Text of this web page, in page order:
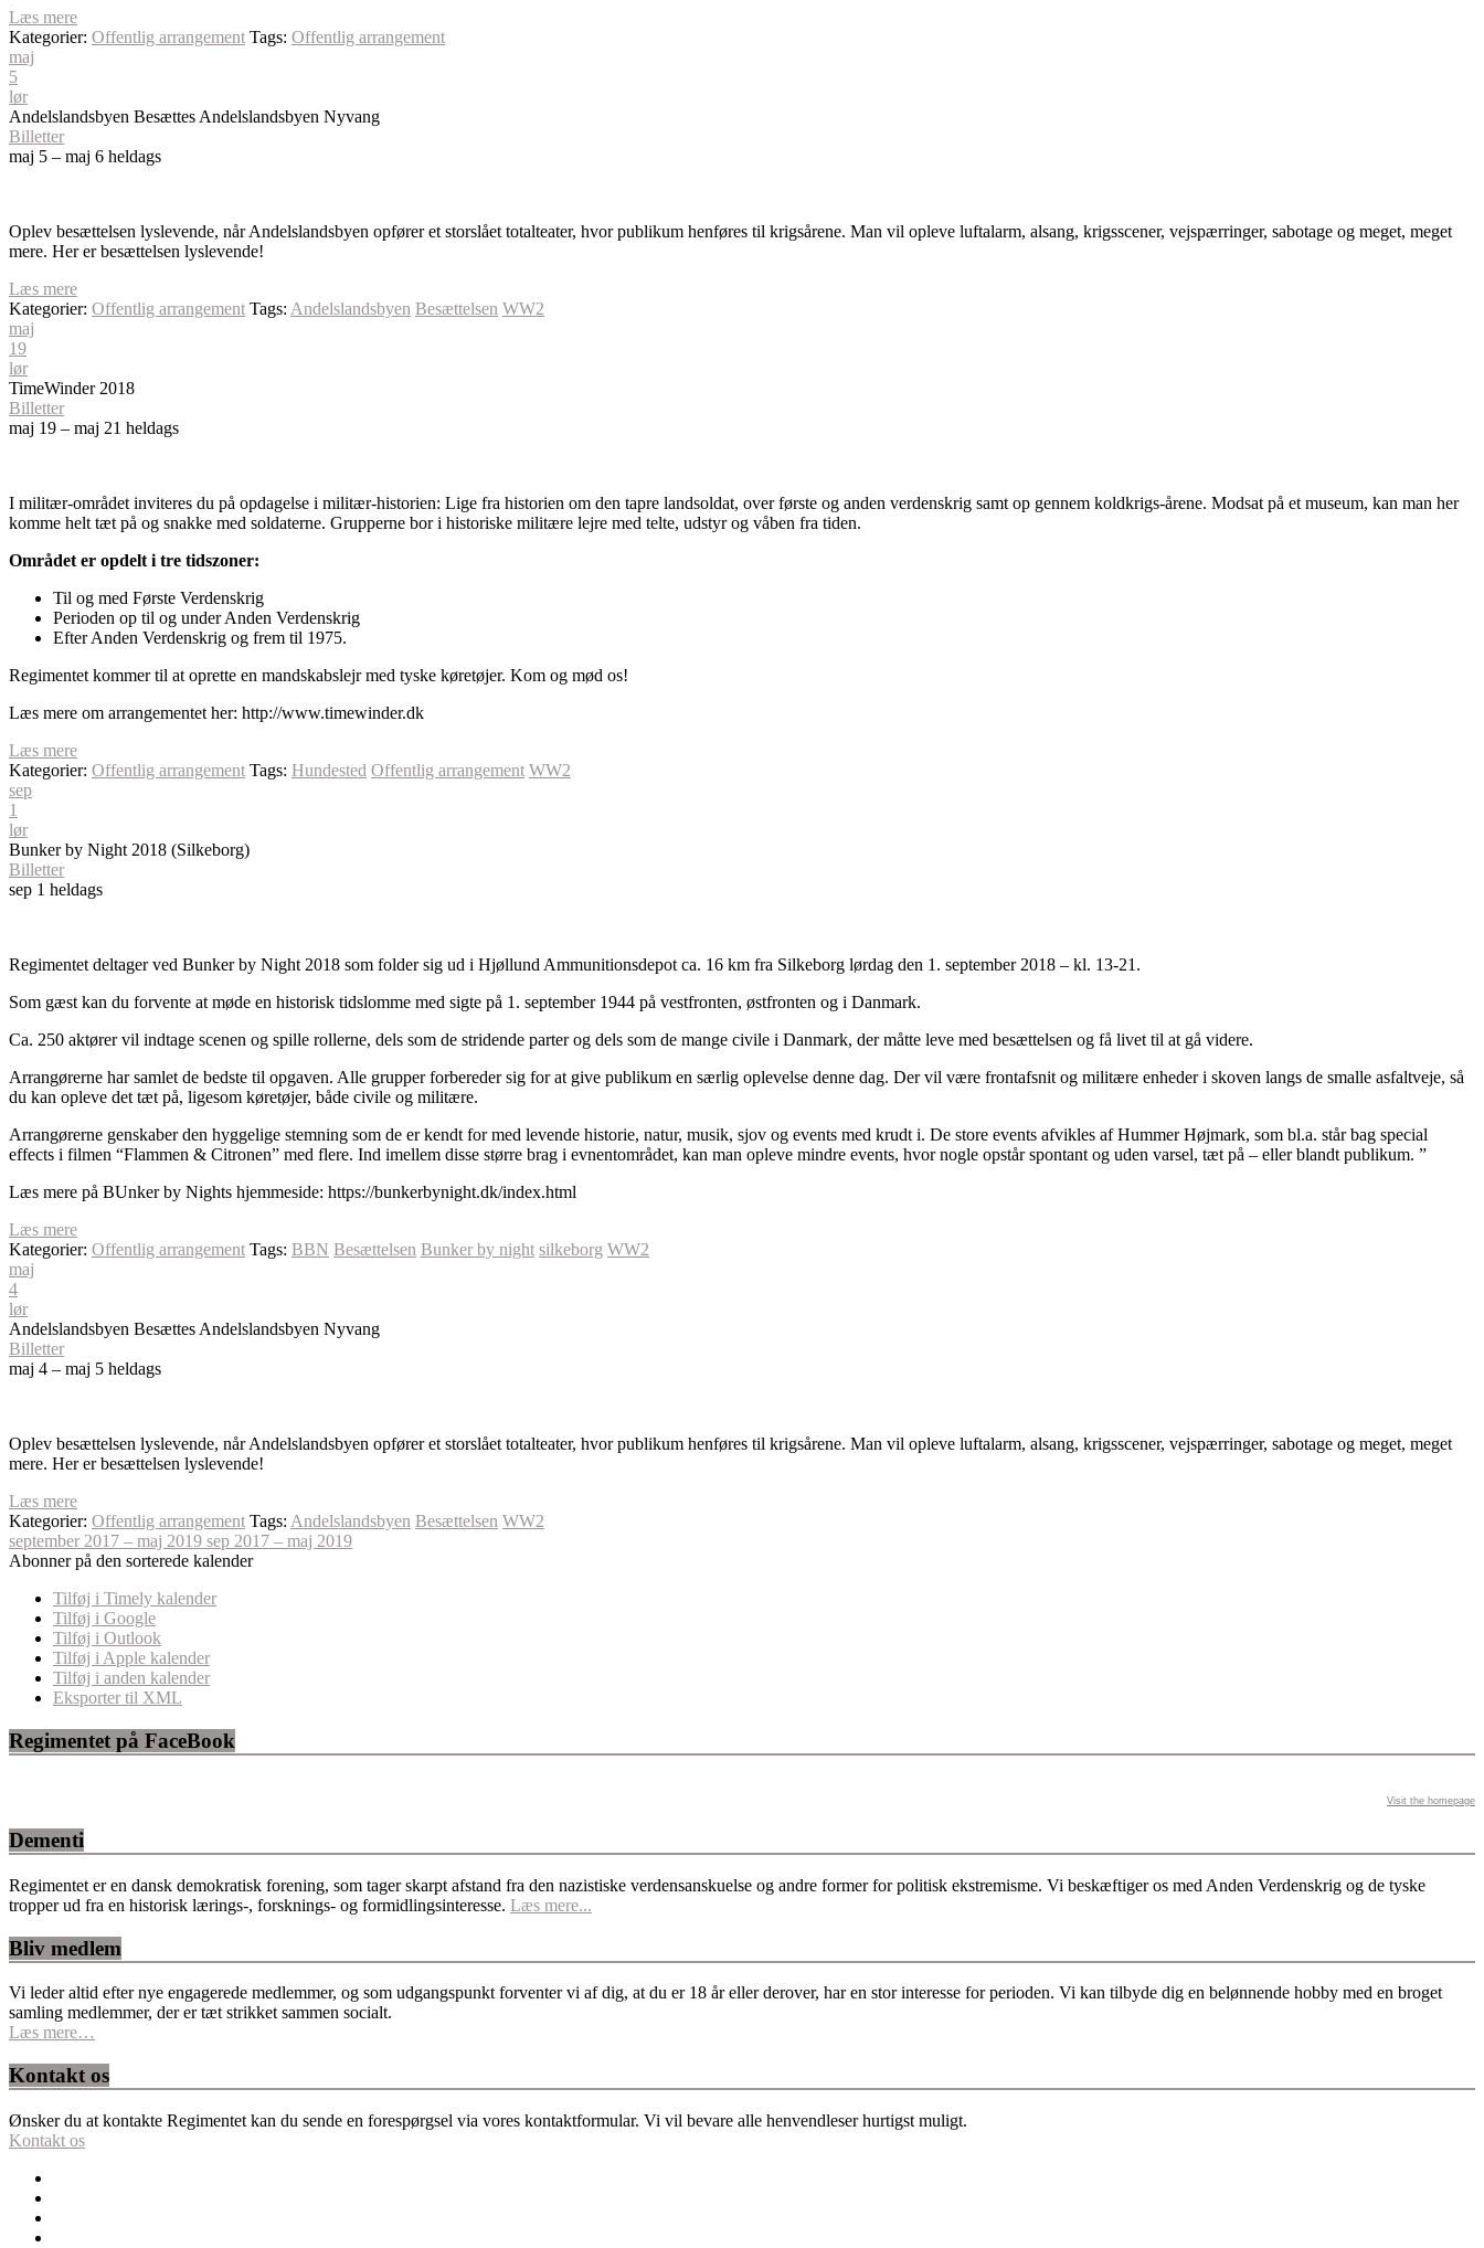
Læs mere
Kategorier: Offentlig arrangement Tags: Offentlig arrangement
maj
5
lør
Andelslandsbyen Besættes Andelslandsbyen Nyvang
Billetter
maj 5 – maj 6 heldags
Oplev besættelsen lyslevende, når Andelslandsbyen opfører et storslået totalteater, hvor publikum henføres til krigsårene. Man vil opleve luftalarm, alsang, krigsscener, vejspærringer, sabotage og meget, meget
mere. Her er besættelsen lyslevende!
Læs mere
Kategorier: Offentlig arrangement Tags: Andelslandsbyen Besættelsen WW2
maj
19
lør
TimeWinder 2018
Billetter
maj 19 – maj 21 heldags
I militær-området inviteres du på opdagelse i militær-historien: Lige fra historien om den tapre landsoldat, over første og anden verdenskrig samt op gennem koldkrigs-årene. Modsat på et museum, kan man her
komme helt tæt på og snakke med soldaterne. Grupperne bor i historiske militære lejre med telte, udstyr og våben fra tiden.
Området er opdelt i tre tidszoner:
Til og med Første Verdenskrig
Perioden op til og under Anden Verdenskrig
Efter Anden Verdenskrig og frem til 1975.
Regimentet kommer til at oprette en mandskabslejr med tyske køretøjer. Kom og mød os!
Læs mere om arrangementet her: http://www.timewinder.dk
Læs mere
Kategorier: Offentlig arrangement Tags: Hundested Offentlig arrangement WW2
sep
1
lør
Bunker by Night 2018 (Silkeborg)
Billetter
sep 1 heldags
Regimentet deltager ved Bunker by Night 2018 som folder sig ud i Hjøllund Ammunitionsdepot ca. 16 km fra Silkeborg lørdag den 1. september 2018 – kl. 13-21.
Som gæst kan du forvente at møde en historisk tidslomme med sigte på 1. september 1944 på vestfronten, østfronten og i Danmark.
Ca. 250 aktører vil indtage scenen og spille rollerne, dels som de stridende parter og dels som de mange civile i Danmark, der måtte leve med besættelsen og få livet til at gå videre.
Arrangørerne har samlet de bedste til opgaven. Alle grupper forbereder sig for at give publikum en særlig oplevelse denne dag. Der vil være frontafsnit og militære enheder i skoven langs de smalle asfaltveje, så
du kan opleve det tæt på, ligesom køretøjer, både civile og militære.
Arrangørerne genskaber den hyggelige stemning som de er kendt for med levende historie, natur, musik, sjov og events med krudt i. De store events afvikles af Hummer Højmark, som bl.a. står bag special
effects i filmen “Flammen & Citronen” med flere. Ind imellem disse større brag i evnentområdet, kan man opleve mindre events, hvor nogle opstår spontant og uden varsel, tæt på – eller blandt publikum. ”
Læs mere på BUnker by Nights hjemmeside: https://bunkerbynight.dk/index.html
Læs mere
Kategorier: Offentlig arrangement Tags: BBN Besættelsen Bunker by night silkeborg WW2
maj
4
lør
Andelslandsbyen Besættes Andelslandsbyen Nyvang
Billetter
maj 4 – maj 5 heldags
Oplev besættelsen lyslevende, når Andelslandsbyen opfører et storslået totalteater, hvor publikum henføres til krigsårene. Man vil opleve luftalarm, alsang, krigsscener, vejspærringer, sabotage og meget, meget
mere. Her er besættelsen lyslevende!
Læs mere
Kategorier: Offentlig arrangement Tags: Andelslandsbyen Besættelsen WW2
september 2017 – maj 2019 sep 2017 – maj 2019
Abonner på den sorterede kalender
Tilføj i Timely kalender
Tilføj i Google
Tilføj i Outlook
Tilføj i Apple kalender
Tilføj i anden kalender
Eksporter til XML
Regimentet på FaceBook
Visit the homepage
Dementi
Regimentet er en dansk demokratisk forening, som tager skarpt afstand fra den nazistiske verdensanskuelse og andre former for politisk ekstremisme. Vi beskæftiger os med Anden Verdenskrig og de tyske
tropper ud fra en historisk lærings-, forsknings- og formidlingsinteresse. Læs mere...
Bliv medlem
Vi leder altid efter nye engagerede medlemmer, og som udgangspunkt forventer vi af dig, at du er 18 år eller derover, har en stor interesse for perioden. Vi kan tilbyde dig en belønnende hobby med en broget
samling medlemmer, der er tæt strikket sammen socialt.
Læs mere…
Kontakt os
Ønsker du at kontakte Regimentet kan du sende en forespørgsel via vores kontaktformular. Vi vil bevare alle henvendleser hurtigst muligt.
Kontakt os